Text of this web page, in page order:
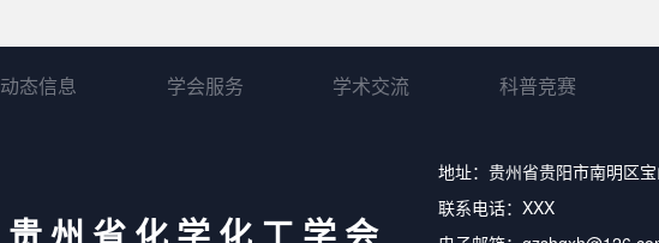
动态信息 学会服务 学术交流 科普竞赛
地址：贵州省贵阳市南明区
联系电话：XXX